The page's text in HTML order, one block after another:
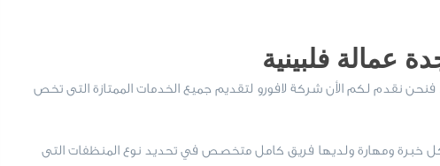
عمالة فلبينية
نقدم لكم الأن شركة لافورو لتقديم جميع الخدمات الممتازة التى تخص
خبرة ومهارة ولديها فريق كامل متخصص في تحديد نوع المنظفات التى